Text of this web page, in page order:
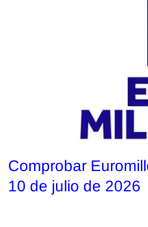
Comprobar
10 de julio de 2026